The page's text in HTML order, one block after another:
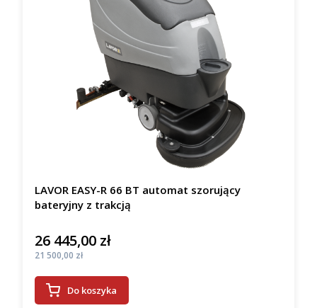
LAVOR EASY-R 66 BT automat szorujący
bateryjny z trakcją
Cena
26 445,00 zł
Cena
21 500,00 zł
Do koszyka